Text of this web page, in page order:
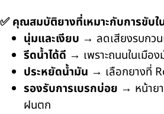
✅คุณสมบัติยางที่เหมาะกับการขับใ
นุ่มและเงียบ → ลดเสียงรบกว
รีดน้ำได้ดี → เพราะถนนในเมือ
ประหยัดน้ำมัน → เลือกยางที่
รองรับการเบรกบ่อย → หน้าย
ฝนตก